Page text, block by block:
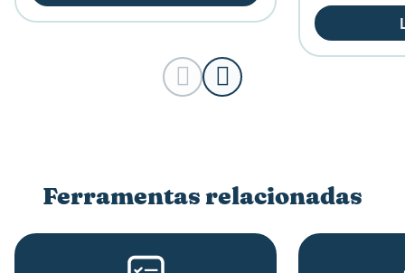
Ferramentas relacionadas